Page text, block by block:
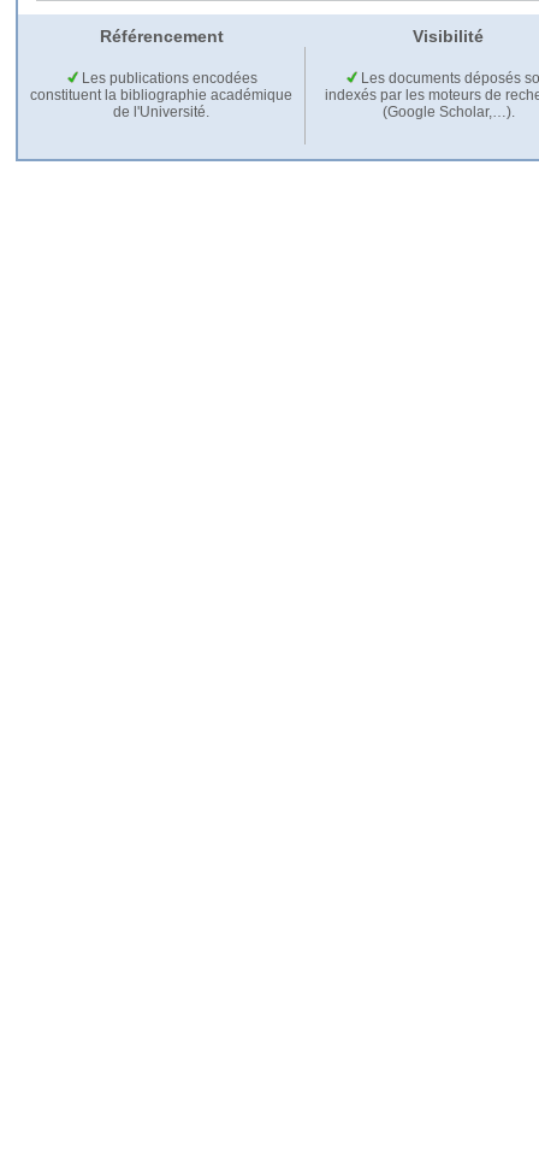
Référencement Visibilité
Les publications encodées
constituent la bibliographie académique
de l'Université.
Les documents déposés
indexés par les moteurs de
(Google Scholar,…).